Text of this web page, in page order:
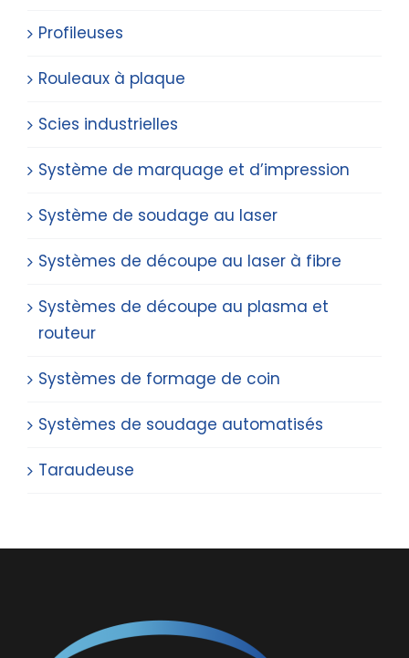
Profileuses
Rouleaux à plaque
Scies industrielles
Système de marquage et d’impression
Système de soudage au laser
Systèmes de découpe au laser à fibre
Systèmes de découpe au plasma et
routeur
Systèmes de formage de coin
Systèmes de soudage automatisés
Taraudeuse